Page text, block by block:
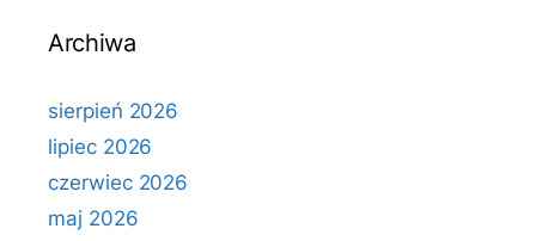
Archiwa
sierpień 2026
lipiec 2026
czerwiec 2026
maj 2026